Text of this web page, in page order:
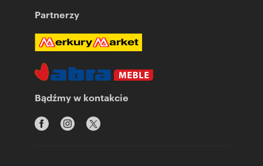
Partnerzy
Bądźmy w kontakcie